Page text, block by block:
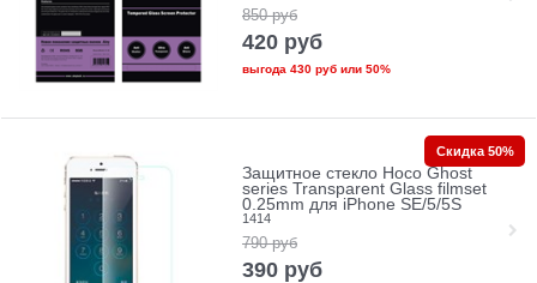
850 руб
420 руб
выгода 430 рубили 50%
Защитное стекло Hoco Ghost
series Transparent Glass filmset
0.25mm для iPhone SE/5/5S
1414
790 руб
390 руб
Скидка 50%